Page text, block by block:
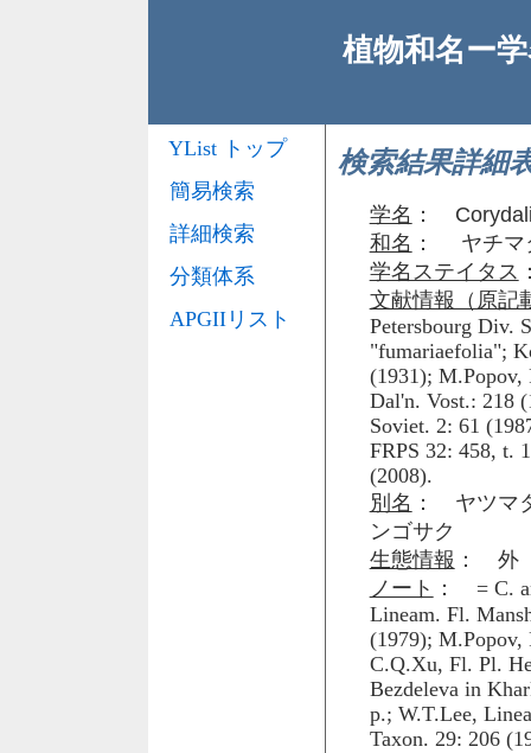
植物和名ー
検索結果詳細
学名 ：
和名 ： ヤチマ
学名ステイタス
文献情報（原記
Petersbourg Div.
"fumariaefolia";
(1931); M.Popov,
Dal'n. Vost.: 218
Soviet. 2: 61
FRPS 32: 458, t.
(2008).
別名 ： ヤツマ
ンゴサク
生態情報 ： 外
ノート ： = C.
Lineam. Fl.
(1979);
C.Q.Xu, Fl. Pl.
Bezdeleva in
p.; W.T.Lee,
Taxon. 29: 206
YList トップ
簡易検索
詳細検索
分類体系
APGIIリスト